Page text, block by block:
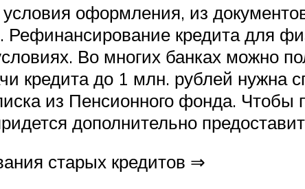
оформления, из
Рефинансирование кредита для
Во многих банках можно
кредита до 1 млн. рублей
из Пенсионного фонда. Чтобы
дополнительно
старых кредитов ⇒